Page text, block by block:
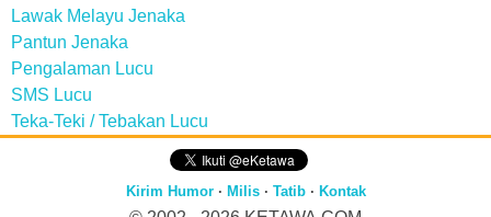
Lawak Melayu Jenaka
Pantun Jenaka
Pengalaman Lucu
SMS Lucu
Teka-Teki / Tebakan Lucu
Kirim Humor· Milis· Tatib· Kontak